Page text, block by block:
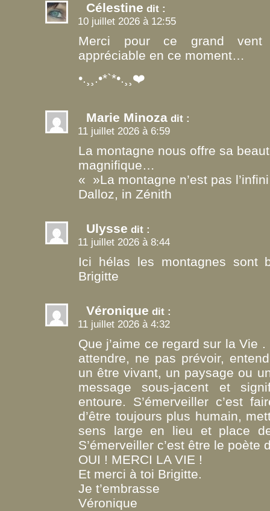
Célestine dit :
10 juillet 2026 à 12:55
Merci pour ce grand vent
appréciable en ce moment…
•.¸¸.•*`*•.¸¸❤️
Marie Minoza dit :
11 juillet 2026 à 6:59
La montagne nous offre sa
magnifique…
« »La montagne n’est pas
Dalloz, in Zénith
Ulysse dit :
11 juillet 2026 à 8:44
Ici hélas les montagnes sont
Brigitte
Véronique dit :
11 juillet 2026 à 4:32
Que j’aime ce regard sur la Vie .
attendre, ne pas prévoir,
un être vivant, un paysage ou
message sous-jacent et
entoure. S’émerveiller c’est
d’être toujours plus humain,
sens large en lieu et place
S’émerveiller c’est être le poète
OUI ! MERCI LA VIE !
Et merci à toi Brigitte.
Je t’embrasse
Véronique